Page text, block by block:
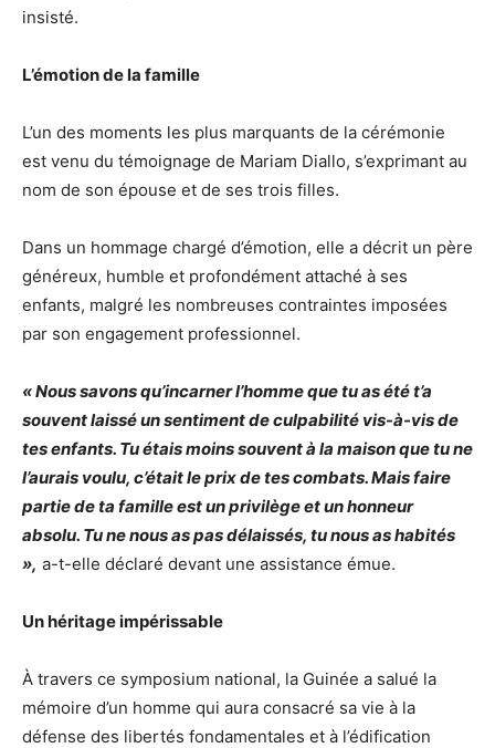
insisté.
L’émotion de la famille
L’un des moments les plus marquants de la cérémonie
est venu du témoignage de Mariam Diallo, s’exprimant au
nom de son épouse et de ses trois filles.
Dans un hommage chargé d’émotion, elle a décrit un père
généreux, humble et profondément attaché à ses
enfants, malgré les nombreuses contraintes imposées
par son engagement professionnel.
« Nous savons qu’incarner l’homme que tu as été t’a
souvent laissé un sentiment de culpabilité vis-à-vis de
tes enfants. Tu étais moins souvent à la maison que tu ne
l’aurais voulu, c’était le prix de tes combats. Mais faire
partie de ta famille est un privilège et un honneur
absolu. Tu ne nous as pas délaissés, tu nous as habités
», a-t-elle déclaré devant une assistance émue.
Un héritage impérissable
À travers ce symposium national, la Guinée a salué la
mémoire d’un homme qui aura consacré sa vie à la
défense des libertés fondamentales et à l’édification